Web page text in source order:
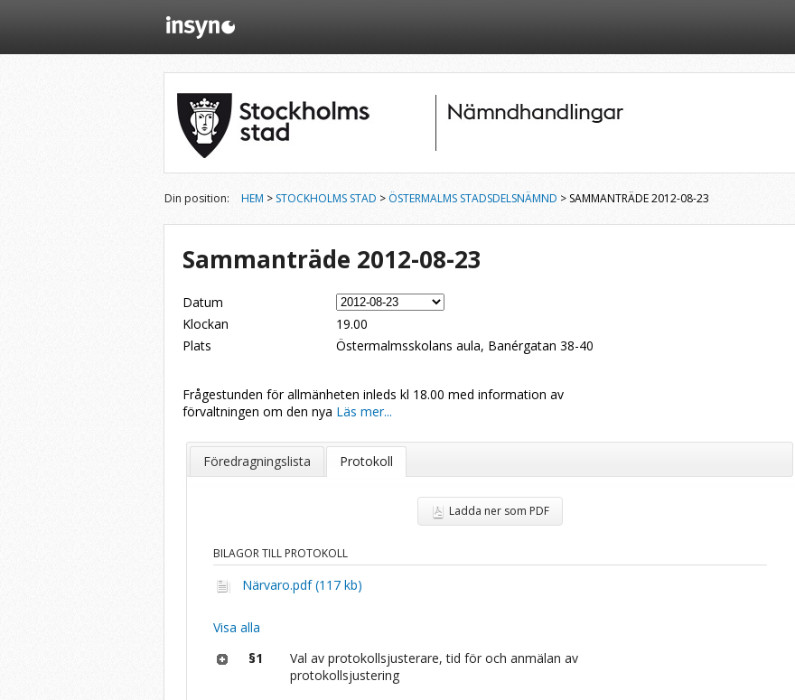
Din position: HEM > STOCKHOLMS STAD > ÖSTERMALMS STADSDELSNÄMND > SAMMANTRÄDE 2012-08-23
Sammanträde 2012-08-23
Datum
Klockan
19.00
Plats
Östermalmsskolans aula, Banérgatan 38-40
Frågestunden för allmänheten inleds kl 18.00 med information av
förvaltningen om den nya Läs mer...
Föredragningslista Protokoll
Ladda ner som PDF
BILAGOR TILL PROTOKOLL
Närvaro.pdf (117 kb)
Visa alla
§1
Val av protokollsjusterare, tid för och anmälan av
protokollsjustering